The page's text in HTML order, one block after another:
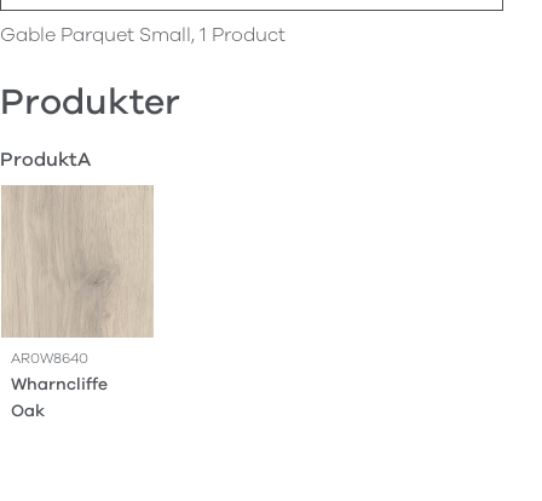
Gable Parquet Small, 1 Product
Produkter
ProduktA
AR0W8640
Wharncliffe
Oak